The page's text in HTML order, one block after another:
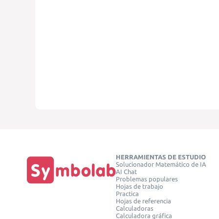
HERRAMIENTAS DE ESTUDIO
Solucionador Matemático de IA
AI Chat
Problemas populares
Hojas de trabajo
Practica
Hojas de referencia
Calculadoras
Calculadora gráfica